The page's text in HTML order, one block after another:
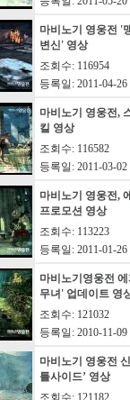
마비노기 영웅전 '
변신' 영상
조회수: 116954
등록일: 2011-04-26
마비노기 영웅전,
킬 영상
조회수: 116582
등록일: 2011-03-02
마비노기 영웅전,
프로모션 영상
조회수: 113223
등록일: 2011-01-26
마비노기영웅전
무녀' 업데이트 영
조회수: 121032
등록일: 2010-11-09
마비노기 영웅전
틀사이드’ 영상
조회수: 121182